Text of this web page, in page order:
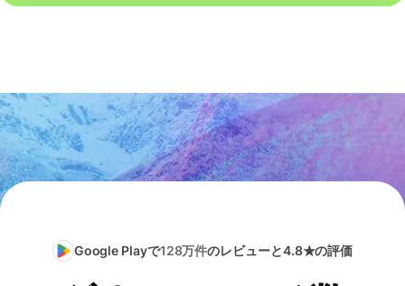
Google Playで128万件のレビューと4.8★の評価